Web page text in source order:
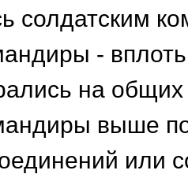
солдатским
-
на
выше
или